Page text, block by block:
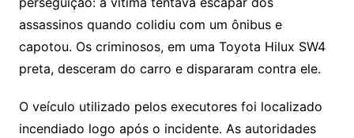
assassinos quando colidiu com um ônibus e
capotou. Os criminosos, em uma Toyota Hilux SW4
preta, desceram do carro e dispararam contra ele.
O veículo utilizado pelos executores foi localizado
incendiado logo após o incidente. As autoridades